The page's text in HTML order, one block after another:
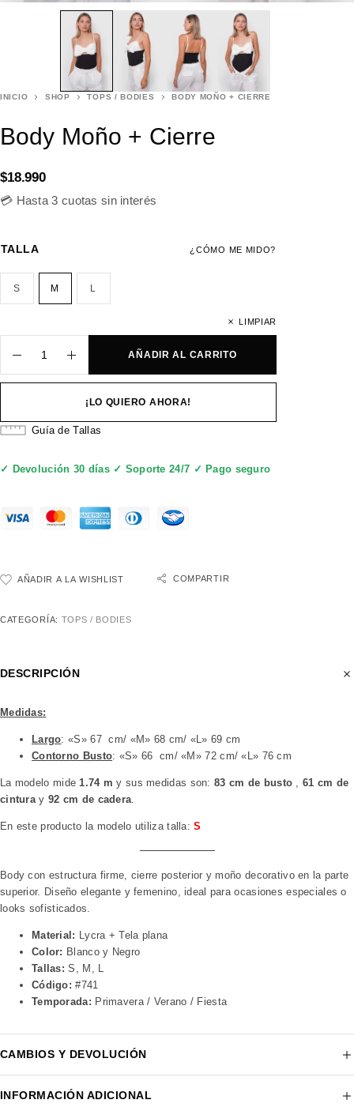
INICIO SHOP TOPS / BODIES BODY MOÑO + CIERRE
Body Moño + Cierre
$18.990
💳 Hasta 3 cuotas sin interés
¿CÓMO ME MIDO?
TALLA
S M L
LIMPIAR
AÑADIR AL CARRITO
¡LO QUIERO AHORA!
Guía de Tallas
✓ Devolución 30 días ✓ Soporte 24/7 ✓ Pago seguro
AÑADIR A LA WISHLIST COMPARTIR
CATEGORÍA: TOPS / BODIES
DESCRIPCIÓN
Medidas:
Largo: «S» 67 cm/ «M» 68 cm/ «L» 69 cm
Contorno Busto: «S» 66 cm/ «M» 72 cm/ «L» 76 cm
La modelo mide 1.74 m y sus medidas son:83 cm de busto ,61 cm de
cintura y 92 cm de cadera
En este producto la modelo utiliza talla:S
Body con estructura firme, cierre posterior y moño decorativo en la parte
superior. Diseño elegante y femenino, ideal para ocasiones especiales o
looks sofisticados.
Material: Lycra + Tela plana
Color: Blanco y Negro
Tallas: S, M, L
Código: #741
Temporada: Primavera / Verano / Fiesta
CAMBIOS Y DEVOLUCIÓN
INFORMACIÓN ADICIONAL